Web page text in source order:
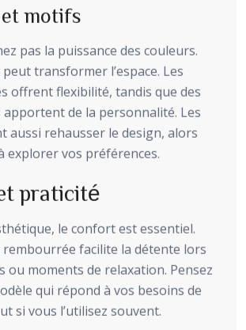
motifs
pas la puissance des couleurs.
transformer l’espace. Les
offrent flexibilité, tandis que des
apportent de la personnalité. Les
aussi rehausser le design, alors
explorer vos préférences.
praticité
le confort est essentiel.
rembourrée facilite la détente lors
ou moments de relaxation. Pensez
qui répond à vos besoins de
si vous l’utilisez souvent.